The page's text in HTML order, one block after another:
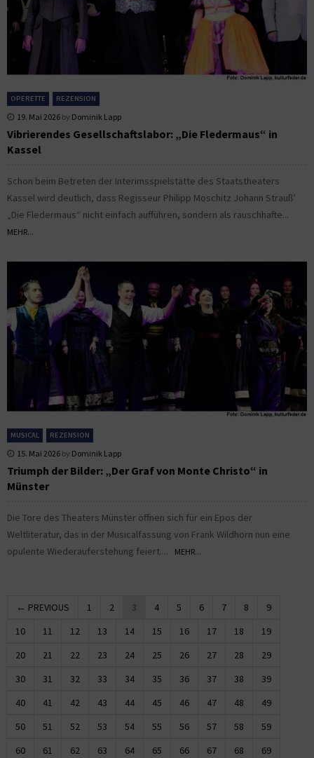
OPERETTE REZENSION
19. Mai 2026 by Dominik Lapp
Vibrierendes Gesellschaftslabor: „Die Fledermaus“ in
Kassel
Schon beim Betreten der Interimsspielstätte des Staatstheaters
Kassel wird deutlich, dass Regisseur Philipp Moschitz Johann Strauß’
„Die Fledermaus“ nicht einfach aufführen, sondern als rauschhafte...
MEHR...
MUSICAL REZENSION
15. Mai 2026 by Dominik Lapp
Triumph der Bilder: „Der Graf von Monte Christo“ in
Münster
Die Tore des Theaters Münster öffnen sich für ein Epos der
Weltliteratur, das in der Musicalfassung von Frank Wildhorn nun eine
opulente Wiederauferstehung feiert....
MEHR...
← PREVIOUS 1 2 3 4 5 6 7 8
9
10
11 12 13 14 15 16 17 18
19
20
21 22 23 24 25 26 27 28
29
30
31 32 33 34 35 36 37 38
39
40
41 42 43 44 45 46 47 48
49
50
51 52 53 54 55 56 57 58
59
60
61 62 63 64 65 66 67 68
69